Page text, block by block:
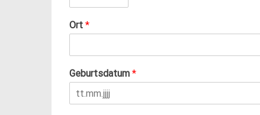
e
f
o
n
m
m
Ort *
Geburtsdatum *